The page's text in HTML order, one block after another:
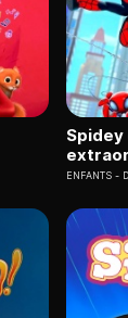
Spidey
ENFANTS